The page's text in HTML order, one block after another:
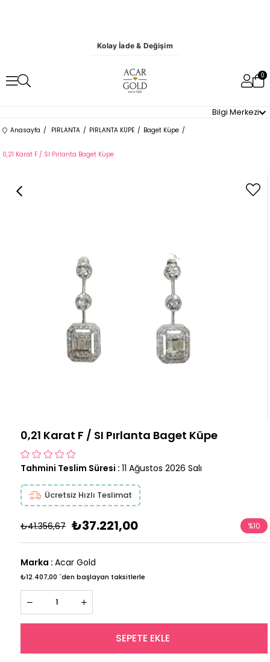
Kolay İade & Değişim
0
Bilgi Merkezi
Anasayfa PIRLANTA PIRLANTA KÜPE Baget Küpe
0,21 Karat F / SI Pırlanta Baget Küpe
0,21 Karat F / SI Pırlanta Baget Küpe
Tahmini Teslim Süresi : 11 Ağustos 2026 Salı
Ücretsiz Hızlı Teslimat
₺41.356,67 ₺37.221,00 %10
İndirim
Marka : Acar Gold
₺12.407,00 `den başlayan taksitlerle